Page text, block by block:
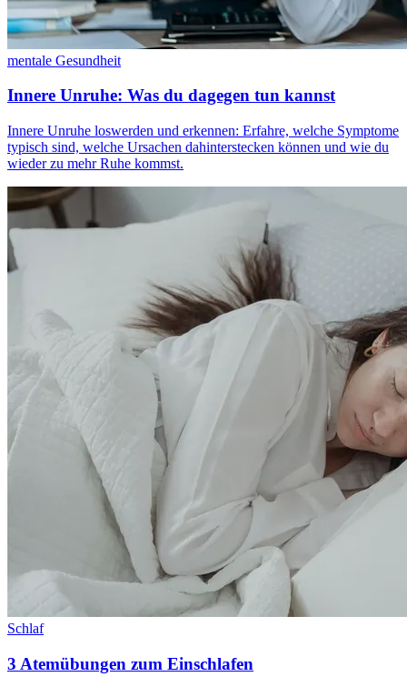
mentale Gesundheit
Innere Unruhe: Was du dagegen tun kannst
Innere Unruhe loswerden und erkennen: Erfahre, welche Symptome
typisch sind, welche Ursachen dahinterstecken können und wie du
wieder zu mehr Ruhe kommst.
Schlaf
3 Atemübungen zum Einschlafen